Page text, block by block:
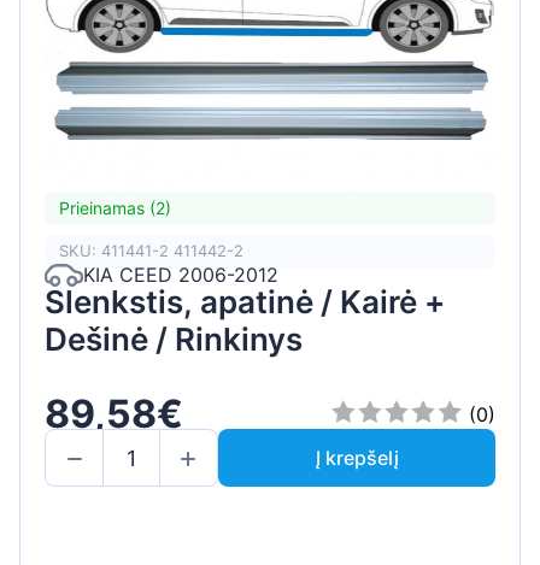
Prieinamas (2)
SKU: 411441-2 411442-2
KIA CEED 2006-2012
Slenkstis, apatinė / Kairė +
Dešinė / Rinkinys
89,58€
(0)
Į krepšelį